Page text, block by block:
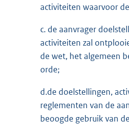
activiteiten waarvoor
c. de aanvrager
activiteiten zal
de wet, het algemeen
orde;
d.de doelstellingen,
reglementen van de
beoogde gebruik van